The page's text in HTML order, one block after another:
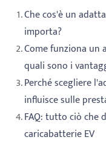
Che cos'è un
importa?
Come funziona un
quali sono i
Perché scegliere
influisce sulle
FAQ: tutto ciò che
caricabatterie EV